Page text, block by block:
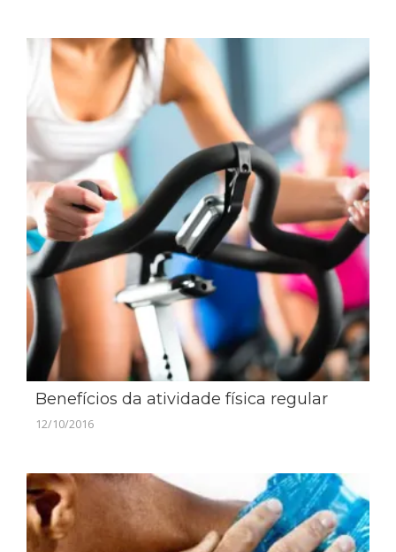
Benefícios da atividade física regular
12/10/2016